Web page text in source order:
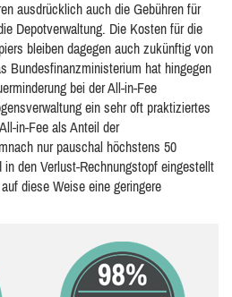
ausdrücklich auch die Gebühren für
Depotverwaltung. Die Kosten für die
bleiben dagegen auch zukünftig von
Bundesfinanzministerium hat hingegen
bei der All-in-Fee
ein sehr oft praktiziertes
in-Fee als Anteil der
nur pauschal höchstens 50
den Verlust-Rechnungstopf eingestellt
diese Weise eine geringere